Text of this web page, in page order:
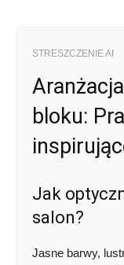
STRESZCZENIE AI
bloku:
Jak
salon?
Jasne barwy,